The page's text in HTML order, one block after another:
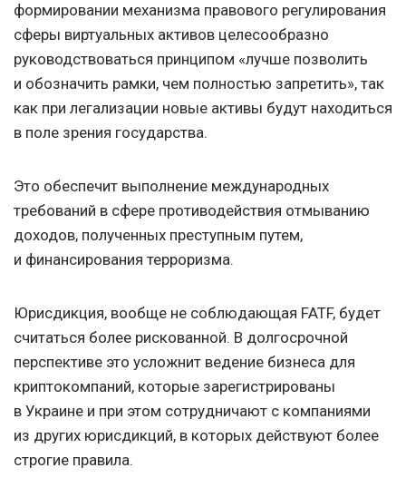
формировании механизма правового регулирования
сферы виртуальных активов целесообразно
руководствоваться принципом «лучше позволить
и обозначить рамки, чем полностью запретить», так
как при легализации новые активы будут находиться
в поле зрения государства.
Это обеспечит выполнение международных
требований в сфере противодействия отмыванию
доходов, полученных преступным путем,
и финансирования терроризма.
Юрисдикция, вообще не соблюдающая FATF, будет
считаться более рискованной. В долгосрочной
перспективе это усложнит ведение бизнеса для
криптокомпаний, которые зарегистрированы
в Украине и при этом сотрудничают с компаниями
из других юрисдикций, в которых действуют более
строгие правила.